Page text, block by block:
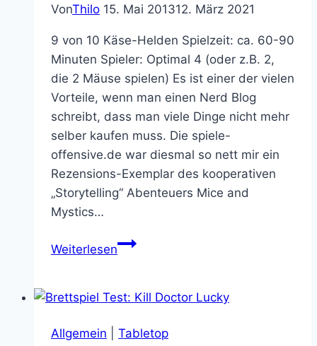
VonThilo 15. Mai 201312. März 2021
9 von 10 Käse-Helden Spielzeit: ca. 60-90
Minuten Spieler: Optimal 4 (oder z.B. 2,
die 2 Mäuse spielen) Es ist einer der vielen
Vorteile, wenn man einen Nerd Blog
schreibt, dass man viele Dinge nicht mehr
selber kaufen muss. Die spiele-
offensive.de war diesmal so nett mir ein
Rezensions-Exemplar des kooperativen
„Storytelling“ Abenteuers Mice and
Mystics…
WeiterlesenBrettspiel
and
–
Allgemein Tabletop